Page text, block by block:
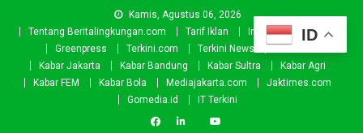
Kamis, Agustus 06, 2026
Tentang Beritalingkungan.com
Tarif Iklan Investor
Donasi
Greenpress
Terkini.com Terkini News
Kabar.id
Kabar Jakarta
Kabar Bandung Kabar Sultra
Kabar Agri
Kabar FEM
Kabar Bola Mediajakarta.com
Jaktimes.com
Gomedia.id
IT Terkini
ID